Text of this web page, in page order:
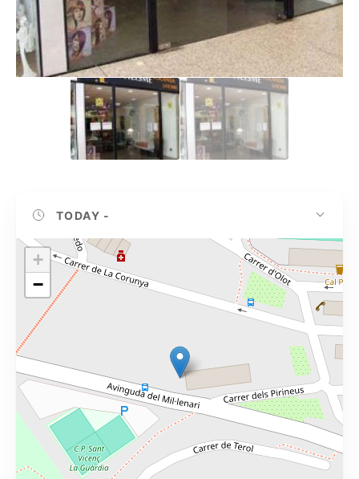
TODAY -
+
−